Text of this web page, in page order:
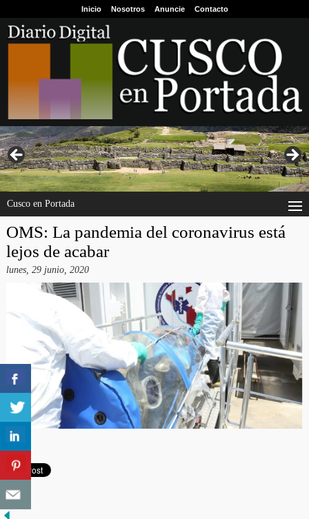
Inicio Nosotros Anuncie Contacto
Cusco en Portada
OMS: La pandemia del coronavirus está
lejos de acabar
lunes, 29 junio, 2020